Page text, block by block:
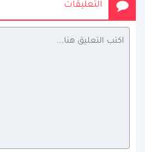
التعليقات